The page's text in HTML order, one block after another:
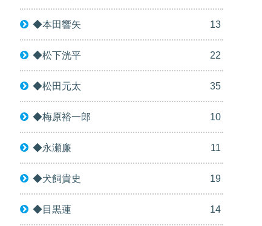
◆本田響矢 13
◆松下洸平 22
◆松田元太 35
◆梅原裕一郎 10
◆永瀬廉 11
◆犬飼貴史 19
◆目黒蓮 14